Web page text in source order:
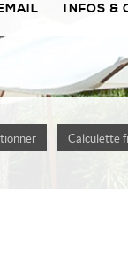
INFOS &
Calculette